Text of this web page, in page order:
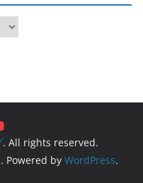
. All rights reserved.
Powered by WordPress.